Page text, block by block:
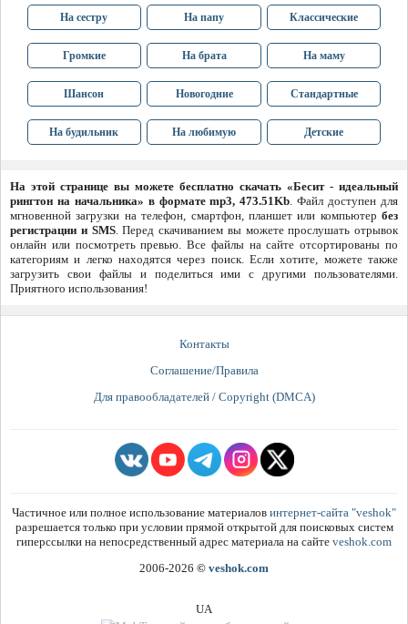
На сестру На папу Классические
Громкие На брата На маму
Шансон Новогодние Стандартные
На будильник На любимую Детские
На этой странице вы можете бесплатно скачать «Бесит - идеальный
рингтон на начальника» в формате mp3, 473.51Kb. Файл доступен для
мгновенной загрузки на телефон, смартфон, планшет или компьютер без
регистрации и SMS. Перед скачиванием вы можете прослушать отрывок
онлайн или посмотреть превью. Все файлы на сайте отсортированы по
категориям и легко находятся через поиск. Если хотите, можете также
загрузить свои файлы и поделиться ими с другими пользователями.
Приятного использования!
Контакты
Соглашение/Правила
Для правообладателей / Copyright (DMCA)
Частичное или полное использование материалов интернет-сайта "veshok"
разрешается только при условии прямой открытой для поисковых систем
гиперссылки на непосредственный адрес материала на сайте veshok.com
2006-2026 © veshok.com
UA